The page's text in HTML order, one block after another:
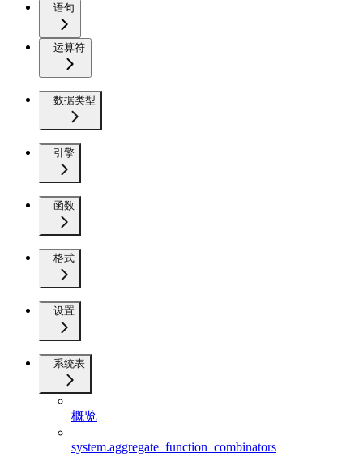
语句
运算符
数据类型
引擎
函数
格式
设置
系统表
概览
system.aggregate_function_combinators